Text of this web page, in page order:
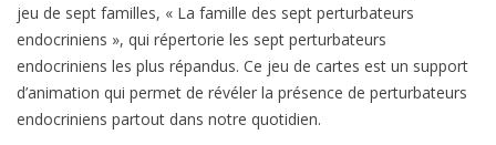
jeu de sept familles, « La famille des sept perturbateurs
endocriniens », qui répertorie les sept perturbateurs
endocriniens les plus répandus. Ce jeu de cartes est un support
d’animation qui permet de révéler la présence de perturbateurs
endocriniens partout dans notre quotidien.